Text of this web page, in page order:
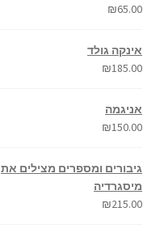
₪65.00
אינקה גולד
₪185.00
אניגמה
₪150.00
גיבורים ומספרים מצילים את
מיסגרדיה
₪215.00